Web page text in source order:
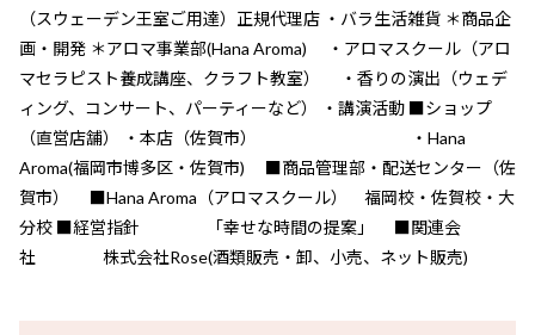
（スウェーデン王室ご用達）正規代理店 ・バラ生活雑貨 ＊商品企
画・開発 ＊アロマ事業部(Hana Aroma) ・アロマスクール（アロ
マセラピスト養成講座、クラフト教室） ・香りの演出（ウェデ
ィング、コンサート、パーティーなど） ・講演活動 ■ショップ
（直営店舗） ・本店（佐賀市） ・Hana
Aroma(福岡市博多区・佐賀市) ■商品管理部・配送センター（佐
賀市） ■Hana Aroma（アロマスクール） 福岡校・佐賀校・大
分校 ■経営指針 「幸せな時間の提案」 ■関連会
社 株式会社Rose(酒類販売・卸、小売、ネット販売)